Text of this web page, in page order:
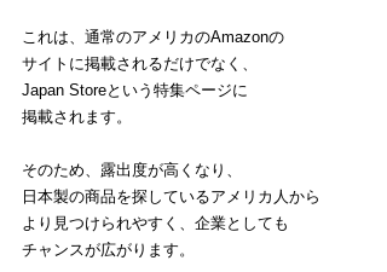
これは、通常のアメリカのAmazonの
サイトに掲載されるだけでなく、
Japan Storeという特集ページに
掲載されます。
そのため、露出度が高くなり、
日本製の商品を探しているアメリカ人から
より見つけられやすく、企業としても
チャンスが広がります。